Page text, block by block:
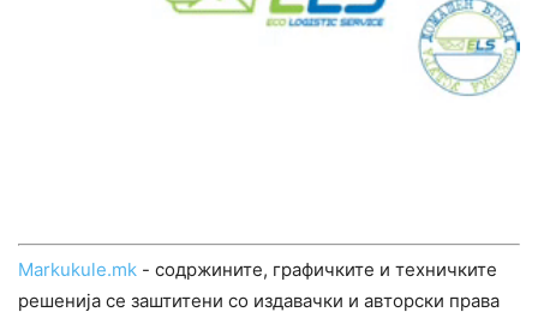
Markukule.mk - содржините, графичките и техничките
решенија се заштитени со издавачки и авторски права